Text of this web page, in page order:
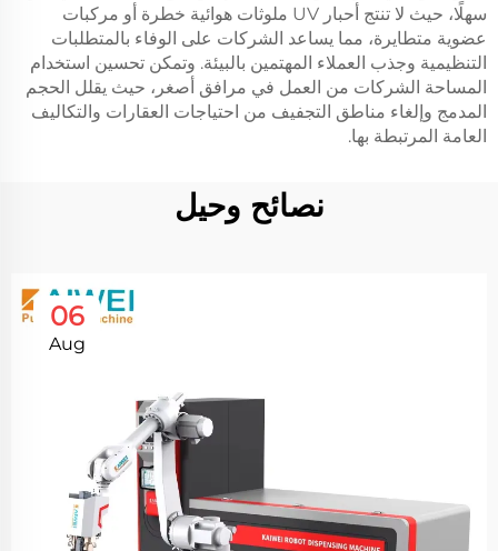
سهلًا، حيث لا تنتج أحبار UV ملوثات هوائية خطرة أو مركبات
عضوية متطايرة، مما يساعد الشركات على الوفاء بالمتطلبات
التنظيمية وجذب العملاء المهتمين بالبيئة. وتمكن تحسين استخدام
المساحة الشركات من العمل في مرافق أصغر، حيث يقلل الحجم
المدمج وإلغاء مناطق التجفيف من احتياجات العقارات والتكاليف
العامة المرتبطة بها.
نصائح وحيل
06
Aug